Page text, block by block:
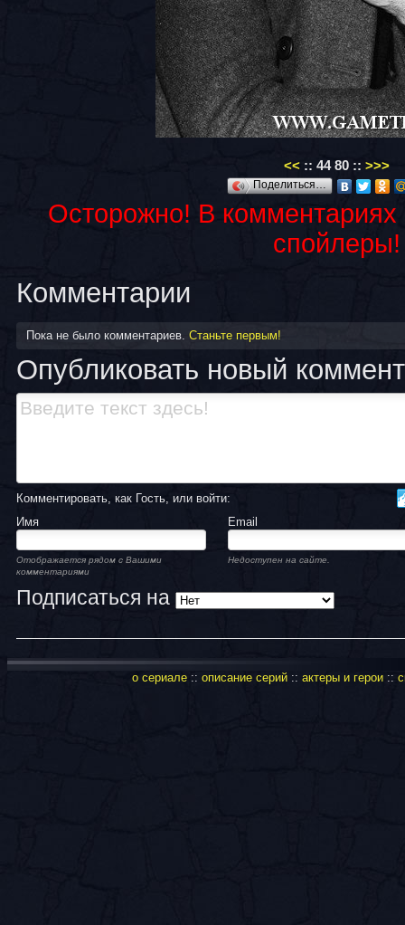
<< :: 44 80 :: >>>
Поделиться…
Осторожно! В
спойлеры!
Комментарии
Пока не было комментариев. Станьте первым!
Опубликовать новый
Комментировать, как Гость, или войти:
Имя
Email
Отображается рядом с Вашими
комментариями
Недоступен на сайте.
Подписаться на
о сериале:: описание серий:: актеры и герои::